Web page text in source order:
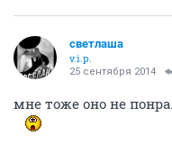
светлаша
v.i.p.
25 сентября 2014
мне тоже оно не